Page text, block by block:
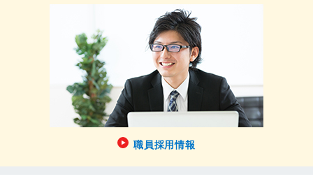
職員採用情報